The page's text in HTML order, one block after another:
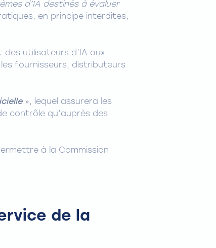
d’IA destinés à évaluer
en principe interdites,
utilisateurs d’IA aux
fournisseurs, distributeurs
», lequel assurera les
contrôle qu’auprès des
à la Commission
de la